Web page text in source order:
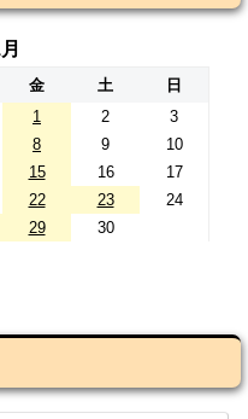
金 土
日
1
2
3
8 9
10
15 16
17
22 23
24
29 30